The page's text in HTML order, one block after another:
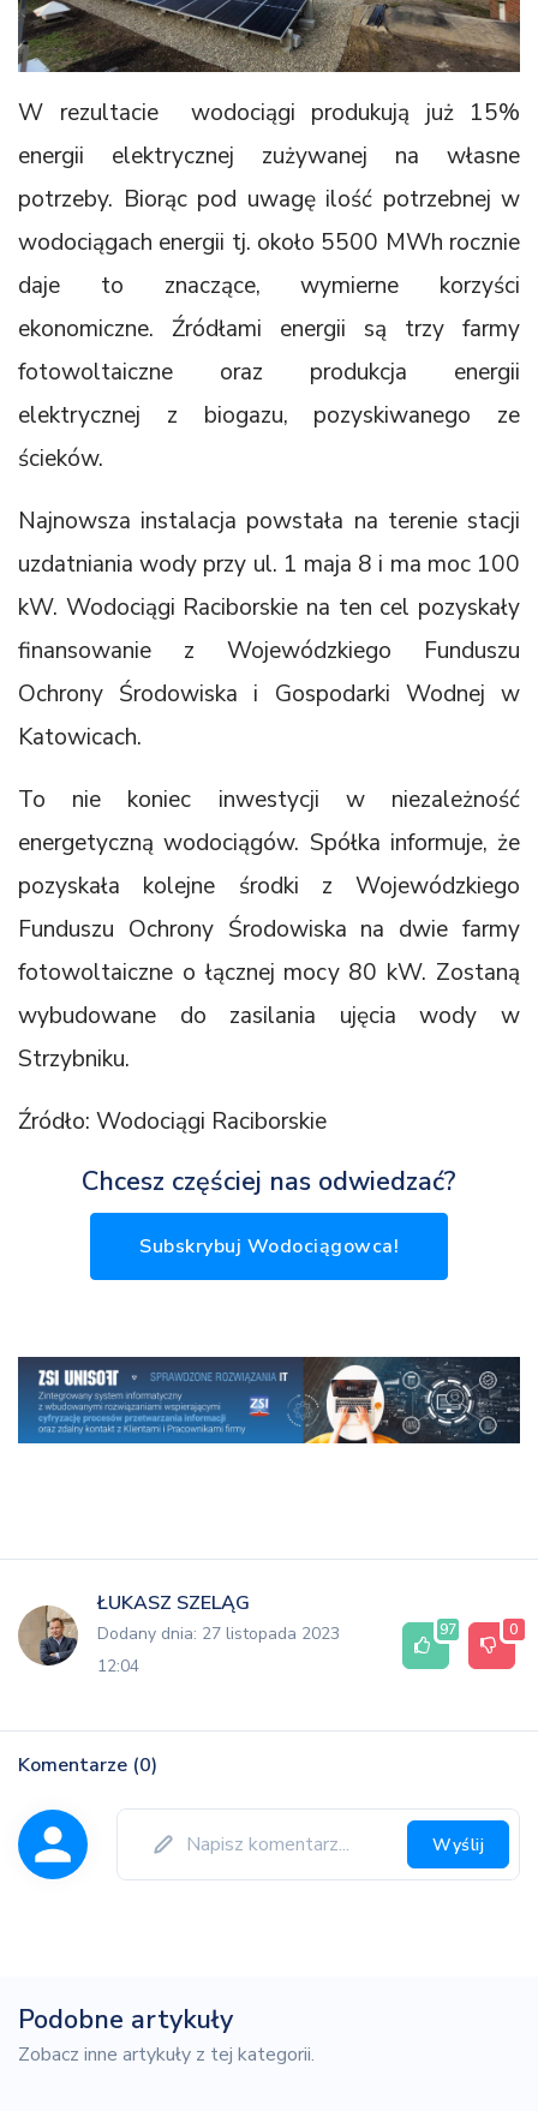
W rezultacie wodociągi produkują już 15%
energii elektrycznej zużywanej na własne
potrzeby. Biorąc pod uwagę ilość potrzebnej w
wodociągach energii tj. około 5500 MWh rocznie
daje to znaczące, wymierne korzyści
ekonomiczne. Źródłami energii są trzy farmy
fotowoltaiczne oraz produkcja energii
elektrycznej z biogazu, pozyskiwanego ze
ścieków.
Najnowsza instalacja powstała na terenie stacji
uzdatniania wody przy ul. 1 maja 8 i ma moc 100
kW. Wodociągi Raciborskie na ten cel pozyskały
finansowanie z Wojewódzkiego Funduszu
Ochrony Środowiska i Gospodarki Wodnej w
Katowicach.
To nie koniec inwestycji w niezależność
energetyczną wodociągów. Spółka informuje, że
pozyskała kolejne środki z Wojewódzkiego
Funduszu Ochrony Środowiska na dwie farmy
fotowoltaiczne o łącznej mocy 80 kW. Zostaną
wybudowane do zasilania ujęcia wody w
Strzybniku.
Źródło: Wodociągi Raciborskie
Chcesz częściej nas odwiedzać?
Subskrybuj Wodociągowca!
ŁUKASZ SZELĄG
Dodany dnia: 27 listopada 2023
12:04
97 0
Komentarze (0)
Wyślij
Podobne artykuły
Zobacz inne artykuły z tej kategorii.